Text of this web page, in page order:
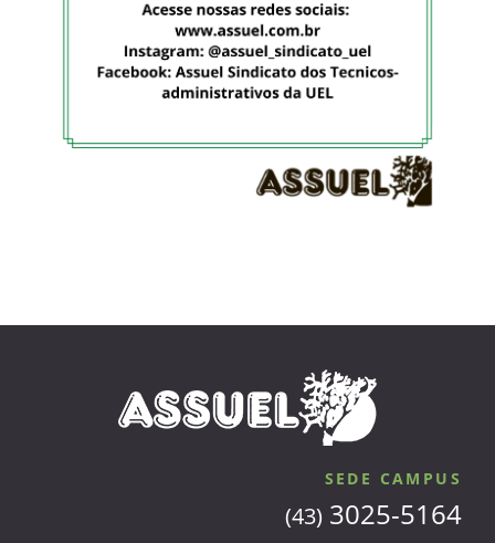
SEDE CAMPUS
(43) 3025-5164